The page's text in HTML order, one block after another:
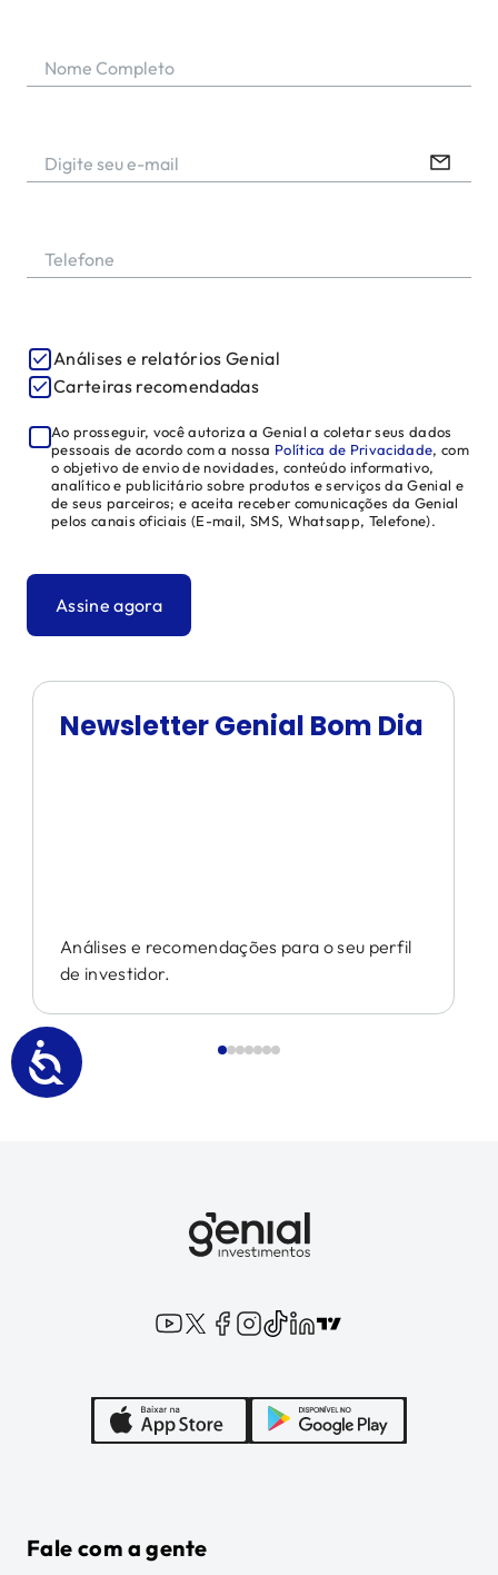
Nome Completo
Digite seu e-mail
Telefone
Análises e relatórios Genial
Carteiras recomendadas
Ao prosseguir, você autoriza a Genial a coletar seus dados
pessoais de acordo com a nossa Política de Privacidade, com
o objetivo de envio de novidades, conteúdo informativo,
analítico e publicitário sobre produtos e serviços da Genial e
de seus parceiros; e aceita receber comunicações da Genial
pelos canais oficiais (E-mail, SMS, Whatsapp, Telefone).
Assine agora
Newsletter Genial Bom Dia
Análises e recomendações para o seu perfil
de investidor.
Fale com a gente